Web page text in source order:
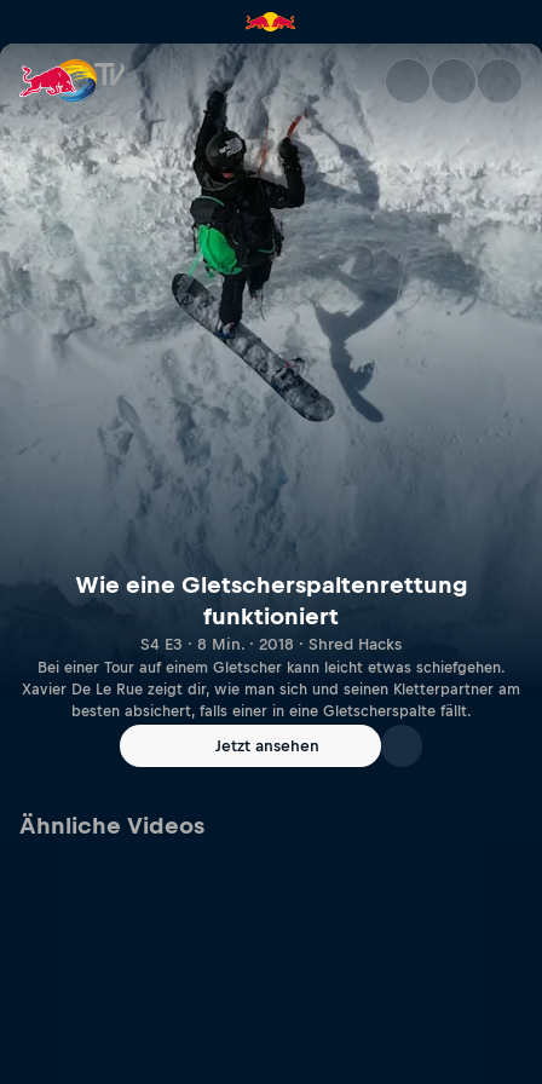
Wie eine
Wie eine Gletscherspaltenrettung
funktioniert
S4 E3 · 8 Min. · 2018 · Shred Hacks
Bei einer Tour auf einem Gletscher kann leicht etwas schiefgehen.
Xavier De Le Rue zeigt dir, wie man sich und seinen Kletterpartner am
besten absichert, falls einer in eine Gletscherspalte fällt.
Jetzt ansehen
Ähnliche Videos